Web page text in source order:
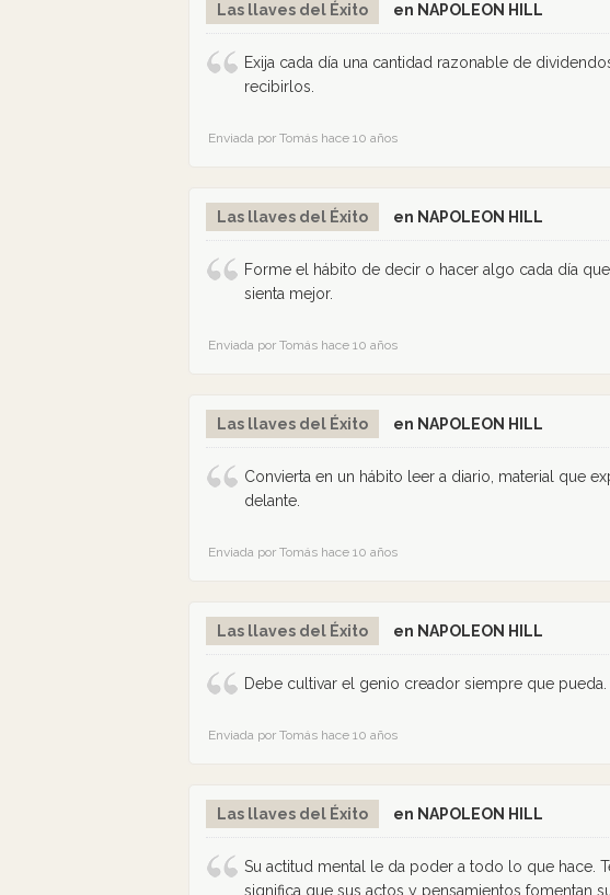
Las llaves del Éxito en NAPOLEON HILL
Exija cada día una cantidad razonable de
recibirlos.
Enviada por Tomás hace 10 años
Las llaves del Éxito en NAPOLEON HILL
Forme el hábito de decir o hacer algo cada día
sienta mejor.
Enviada por Tomás hace 10 años
Las llaves del Éxito en NAPOLEON HILL
Convierta en un hábito leer a diario, material que
delante.
Enviada por Tomás hace 10 años
Las llaves del Éxito en NAPOLEON HILL
Debe cultivar el genio creador siempre que pueda.
Enviada por Tomás hace 10 años
Las llaves del Éxito en NAPOLEON HILL
Su actitud mental le da poder a todo lo que hace.
significa que sus actos y pensamientos fomentan